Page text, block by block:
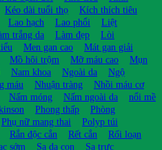
Kéo dài tuổi thọ
Kích thích tiêu
Lao hạch Lao phổi
Liệt
trắng da Làm đẹp
Lòi
Men gan cao
Mát gan giải
Mồ hôi trộm Mỡ máu cao
Mụn
Nam khoa Ngoài da
Ngộ
máu Nhuận tràng
Nhồi máu cơ
Nấm móng Nấm ngoài da
nổi mề
Phong thấp
Phòng
Phụ nữ mang thai
Polyp túi
Rắn độc cắn Rết cắn
Rối loạn
sớm Sa dạ con
Sa trực